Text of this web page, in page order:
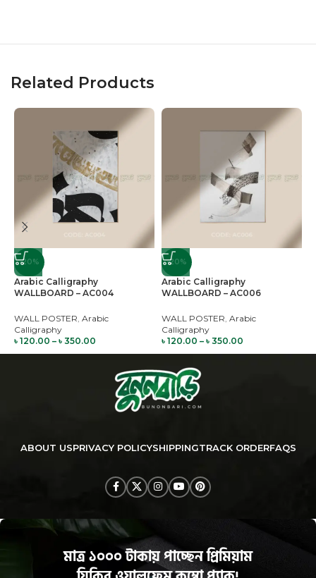
Related Products
-20%
Arabic Calligraphy
WALLBOARD – AC004
WALL POSTER Arabic
Calligraphy
৳ 120.00 – ৳ 350.00
-20%
Arabic Calligraphy
WALLBOARD – AC006
WALL POSTER Arabic
Calligraphy
৳ 120.00 – ৳ 350.00
ABOUT USPRIVACY POLICYSHIPPINGTRACK ORDERFAQS
মাত্র ১০০০ টাকায় পাচ্ছেন প্রিমিয়াম